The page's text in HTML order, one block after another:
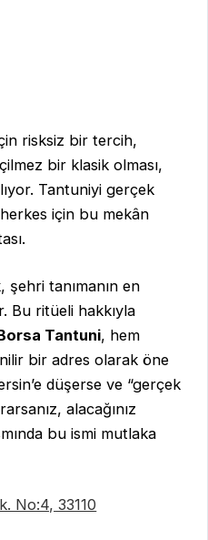
risksiz bir tercih,
bir klasik olması,
Tantuniyi gerçek
için bu mekân
şehri tanımanın en
Bu ritüeli hakkıyla
Tantuni, hem
bir adres olarak öne
düşerse ve “gerçek
alacağınız
bu ismi mutlaka
No:4, 33110